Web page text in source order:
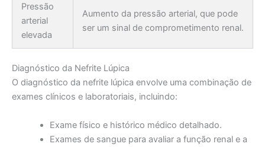
Pressão
arterial
elevada
Aumento da pressão arterial, que pode
ser um sinal de comprometimento renal.
Diagnóstico da Nefrite Lúpica
O diagnóstico da nefrite lúpica envolve uma combinação de
exames clínicos e laboratoriais, incluindo:
Exame físico e histórico médico detalhado.
Exames de sangue para avaliar a função renal e a